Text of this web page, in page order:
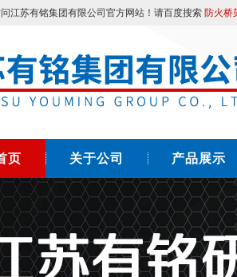
江苏有铭集团有限公司官方网站！请百度搜索 防火桥
页 关于公司 产品展示